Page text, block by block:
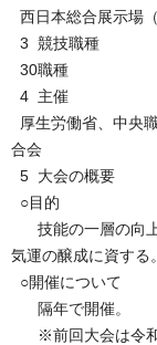
西日本総合展示場
3 競技職種
30職種
4 主催
厚生労働省、中央
合会
5 大会の概要
○目的
技能の一層の向上
気運の醸成に資する。
○開催について
隔年で開催。
※前回大会は令和